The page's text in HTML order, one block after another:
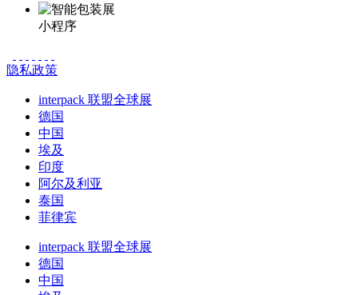
小程序
隐私政策
interpack 联盟全球展
德国
中国
埃及
印度
阿尔及利亚
泰国
菲律宾
interpack 联盟全球展
德国
中国